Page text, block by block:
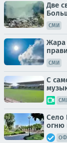
Две
СМИ
Жара
СМИ
С
Село
огню